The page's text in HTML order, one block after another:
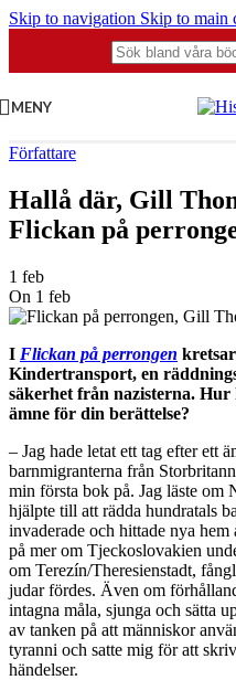
Skip to navigation Skip to main
MENY
Författare
Hallå där, Gill
Flickan på
1 feb
On 1 feb
I Flickan på perrongen
Kindertransport, en
säkerhet från nazisterna. Hur
ämne för din berättelse?
– Jag hade letat ett tag efter ett
barnmigranterna från
min första bok på. Jag läste om
hjälpte till att rädda hundratals
invaderade och hittade nya
på mer om Tjeckoslovakien
om Terezín/Theresienstadt,
judar fördes. Även om
intagna måla, sjunga och sätta
av tanken på att människor
tyranni och satte mig för att
händelser.